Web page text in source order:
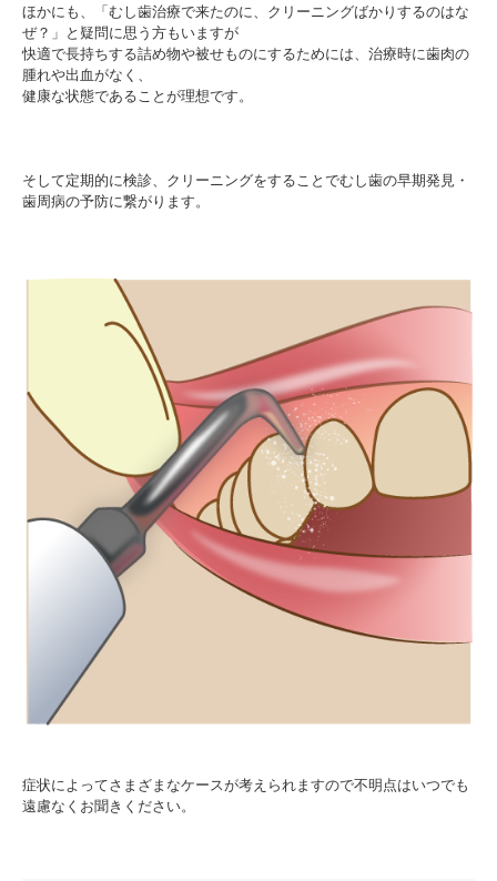
ほかにも、「むし歯治療で来たのに、クリーニングばかりするのはな
ぜ？」と疑問に思う方もいますが
快適で長持ちする詰め物や被せものにするためには、治療時に歯肉の
腫れや出血がなく、
健康な状態であることが理想です。
そして定期的に検診、クリーニングをすることでむし歯の早期発見・
歯周病の予防に繋がります。
症状によってさまざまなケースが考えられますので不明点はいつでも
遠慮なくお聞きください。